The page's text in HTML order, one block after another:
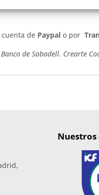
de Paypal o por
de Sabadell. Crearte